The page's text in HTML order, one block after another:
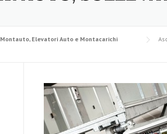
Montauto, Elevatori Auto e Montacarichi